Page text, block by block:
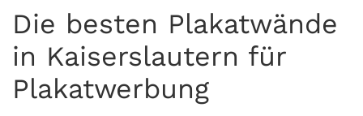
Die besten Plakatwände
in Kaiserslautern für
Plakatwerbung